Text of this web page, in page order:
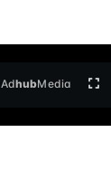
AdhubMedia